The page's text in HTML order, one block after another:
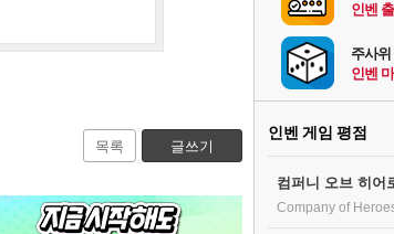
목록 글쓰기
인벤
주사
인벤
인벤 게임 평점